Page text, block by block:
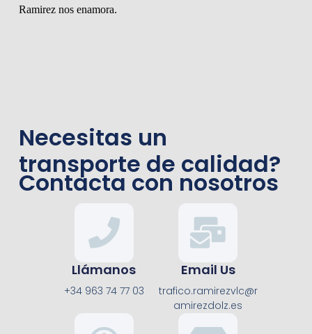
Ramirez nos enamora.
Necesitas un
transporte de calidad?
Contacta con nosotros
Llámanos
+34 963 74 77 03
Email Us
trafico.ramirezvlc@r
amirezdolz.es